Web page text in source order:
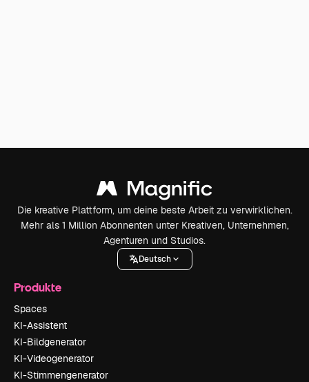
Die kreative Plattform, um deine beste Arbeit zu verwirklichen.
Mehr als 1 Million Abonnenten unter Kreativen, Unternehmen,
Agenturen und Studios.
Deutsch
Produkte
Spaces
KI-Assistent
KI-Bildgenerator
KI-Videogenerator
KI-Stimmengenerator